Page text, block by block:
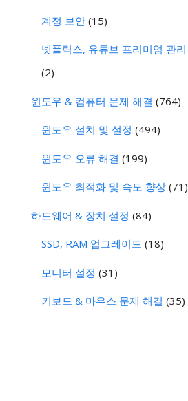
계정 보안 (15)
넷플릭스, 유튜브 프리미엄 관리
(2)
윈도우 & 컴퓨터 문제 해결 (764)
윈도우 설치 및 설정 (494)
윈도우 오류 해결 (199)
윈도우 최적화 및 속도 향상 (71)
하드웨어 & 장치 설정 (84)
SSD, RAM 업그레이드 (18)
모니터 설정 (31)
키보드 & 마우스 문제 해결 (35)